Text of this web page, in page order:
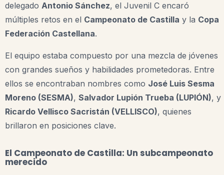
delegado Antonio Sánchez, el Juvenil C encaró
múltiples retos en el Campeonato de Castilla y la Copa
Federación Castellana.
El equipo estaba compuesto por una mezcla de jóvenes
con grandes sueños y habilidades prometedoras. Entre
ellos se encontraban nombres como José Luis Sesma
Moreno (SESMA), Salvador Lupión Trueba (LUPIÓN), y
Ricardo Vellisco Sacristán (VELLISCO), quienes
brillaron en posiciones clave.
El Campeonato de Castilla: Un subcampeonato
merecido